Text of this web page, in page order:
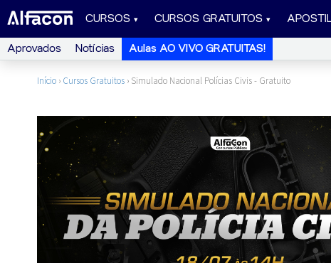
CURSOS CURSOS GRATUITOS
Aprovados Notícias Aulas AO VIVO GRATUITAS!
Início › Cursos Gratuitos › Simulado Nacional Polícias Civis - Gratuito